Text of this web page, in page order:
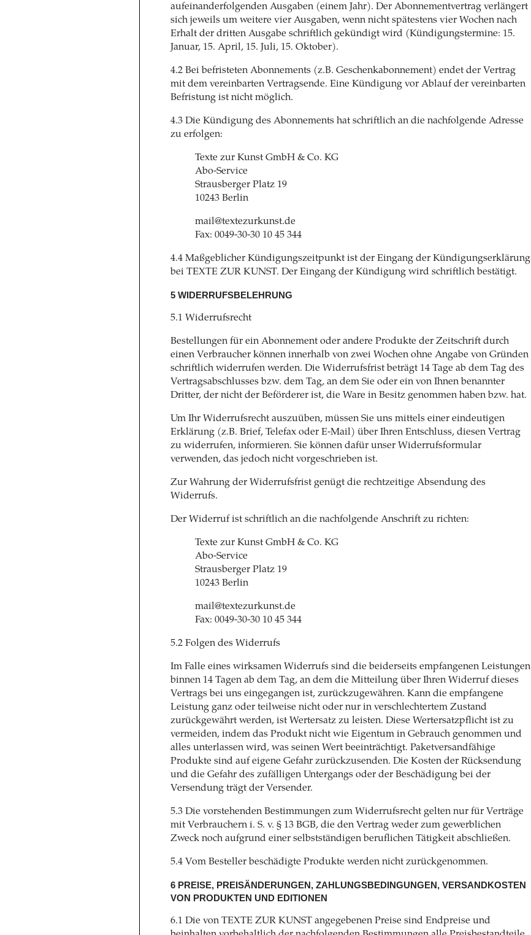
aufeinanderfolgenden Ausgaben (einem Jahr). Der Abonnementvertrag verlängert
sich jeweils um weitere vier Ausgaben, wenn nicht spätestens vier Wochen nach
Erhalt der dritten Ausgabe schriftlich gekündigt wird (Kündigungstermine: 15.
Januar, 15. April, 15. Juli, 15. Oktober).
4.2 Bei befristeten Abonnements (z.B. Geschenkabonnement) endet der Vertrag
mit dem vereinbarten Vertragsende. Eine Kündigung vor Ablauf der vereinbarten
Befristung ist nicht möglich.
4.3 Die Kündigung des Abonnements hat schriftlich an die nachfolgende Adresse
zu erfolgen:
Texte zur Kunst GmbH & Co. KG
Abo-Service
Strausberger Platz 19
10243 Berlin
mail@textezurkunst.de
Fax: 0049-30-30 10 45 344
4.4 Maßgeblicher Kündigungszeitpunkt ist der Eingang der Kündigungserklärung
bei TEXTE ZUR KUNST. Der Eingang der Kündigung wird schriftlich bestätigt.
5 WIDERRUFSBELEHRUNG
5.1 Widerrufsrecht
Bestellungen für ein Abonnement oder andere Produkte der Zeitschrift durch
einen Verbraucher können innerhalb von zwei Wochen ohne Angabe von Gründen
schriftlich widerrufen werden. Die Widerrufsfrist beträgt 14 Tage ab dem Tag des
Vertragsabschlusses bzw. dem Tag, an dem Sie oder ein von Ihnen benannter
Dritter, der nicht der Beförderer ist, die Ware in Besitz genommen haben bzw. hat.
Um Ihr Widerrufsrecht auszuüben, müssen Sie uns mittels einer eindeutigen
Erklärung (z.B. Brief, Telefax oder E-Mail) über Ihren Entschluss, diesen Vertrag
zu widerrufen, informieren. Sie können dafür unser Widerrufsformular
verwenden, das jedoch nicht vorgeschrieben ist.
Zur Wahrung der Widerrufsfrist genügt die rechtzeitige Absendung des
Widerrufs.
Der Widerruf ist schriftlich an die nachfolgende Anschrift zu richten:
Texte zur Kunst GmbH & Co. KG
Abo-Service
Strausberger Platz 19
10243 Berlin
mail@textezurkunst.de
Fax: 0049-30-30 10 45 344
5.2 Folgen des Widerrufs
Im Falle eines wirksamen Widerrufs sind die beiderseits empfangenen Leistungen
binnen 14 Tagen ab dem Tag, an dem die Mitteilung über Ihren Widerruf dieses
Vertrags bei uns eingegangen ist, zurückzugewähren. Kann die empfangene
Leistung ganz oder teilweise nicht oder nur in verschlechtertem Zustand
zurückgewährt werden, ist Wertersatz zu leisten. Diese Wertersatzpflicht ist zu
vermeiden, indem das Produkt nicht wie Eigentum in Gebrauch genommen und
alles unterlassen wird, was seinen Wert beeinträchtigt. Paketversandfähige
Produkte sind auf eigene Gefahr zurückzusenden. Die Kosten der Rücksendung
und die Gefahr des zufälligen Untergangs oder der Beschädigung bei der
Versendung trägt der Versender.
5.3 Die vorstehenden Bestimmungen zum Widerrufsrecht gelten nur für Verträge
mit Verbrauchern i. S. v. § 13 BGB, die den Vertrag weder zum gewerblichen
Zweck noch aufgrund einer selbstständigen beruflichen Tätigkeit abschließen.
5.4 Vom Besteller beschädigte Produkte werden nicht zurückgenommen.
6 PREISE, PREISÄNDERUNGEN, ZAHLUNGSBEDINGUNGEN, VERSANDKOSTEN
VON PRODUKTEN UND EDITIONEN
6.1 Die von TEXTE ZUR KUNST angegebenen Preise sind Endpreise und